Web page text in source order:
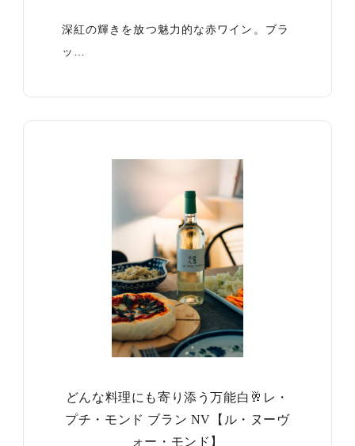
深紅の輝きを放つ魅力的な赤ワイン。ブラ
ッ…
どんな料理にも寄り添う万能白🥂レ・
プチ・モンド ブラン NV【ル・ヌーヴ
ォー・モンド】